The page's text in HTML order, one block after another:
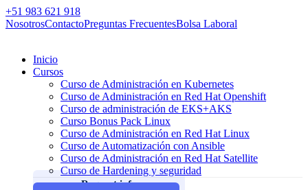
+51 983 621 918
NosotrosContactoPreguntas FrecuentesBolsa Laboral
Inicio
Cursos
Curso de Administración en Kubernetes
Curso de Administración en Red Hat Openshift
Curso de administración de EKS+AKS
Curso Bonus Pack Linux
Curso de Administración en Red Hat Linux
Curso de Automatización con Ansible
Curso de Administración en Red Hat Satellite
Curso de Hardening y seguridad
Request info